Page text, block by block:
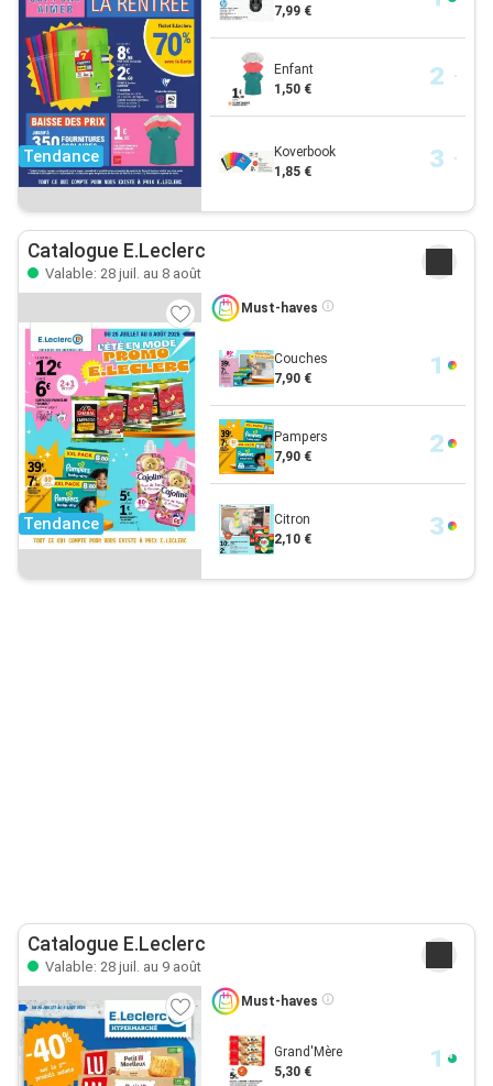
Tendance
7,99 €
Enfant
1,50 €
Koverbook
1,85 €
Catalogue E.Leclerc
Valable: 28 juil. au 8 août
Tendance
Must-haves
Couches
7,90 €
Pampers
7,90 €
Citron
2,10 €
Catalogue E.Leclerc
Valable: 28 juil. au 9 août
Must-haves
Grand'Mère
5,30 €